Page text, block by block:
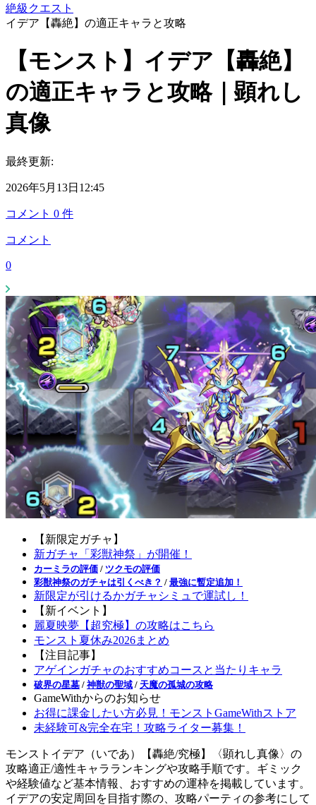
絶級クエスト
イデア【轟絶】の適正キャラと攻略
【モンスト】イデア【轟絶】
の適正キャラと攻略｜顕れし
真像
最終更新:
2026年5月13日12:45
コメント 0 件
コメント
0
【新限定ガチャ】
新ガチャ「彩獣神祭」が開催！
カーミラの評価 / ツクモの評価
彩獣神祭のガチャは引くべき？ / 最強に暫定追加！
新限定が引けるかガチャシミュで運試し！
【新イベント】
麗夏映夢【超究極】の攻略はこちら
モンスト夏休み2026まとめ
【注目記事】
アゲインガチャのおすすめコースと当たりキャラ
破界の星墓 / 神獣の聖域 / 天魔の孤城の攻略
GameWithからのお知らせ
お得に課金したい方必見！モンストGameWithストア
未経験可&完全在宅！攻略ライター募集！
モンストイデア（いであ）【轟絶/究極】〈顕れし真像〉の
攻略適正/適性キャラランキングや攻略手順です。ギミック
や経験値など基本情報、おすすめの運枠を掲載しています。
イデアの安定周回を目指す際の、攻略パーティの参考にして